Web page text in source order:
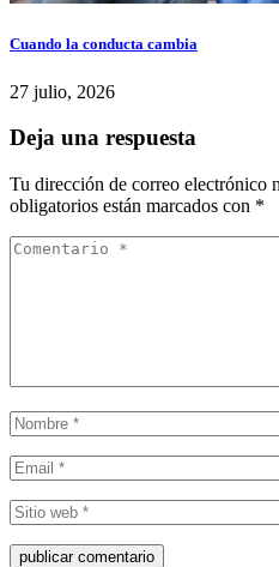
Cuando la conducta cambia
27 julio, 2026
Deja una respuesta
Tu dirección de correo electrónico
obligatorios están marcados con *